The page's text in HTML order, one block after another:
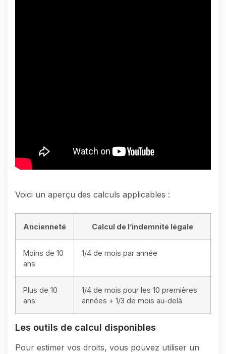
Voici un aperçu des calculs applicables :
Ancienneté Calcul de l’indemnité légale
Moins de 10
ans
1/4 de mois par année
Plus de 10
ans
1/4 de mois pour les 10 premières
années + 1/3 de mois au-delà
Les outils de calcul disponibles
Pour estimer vos droits, vous pouvez utiliser un